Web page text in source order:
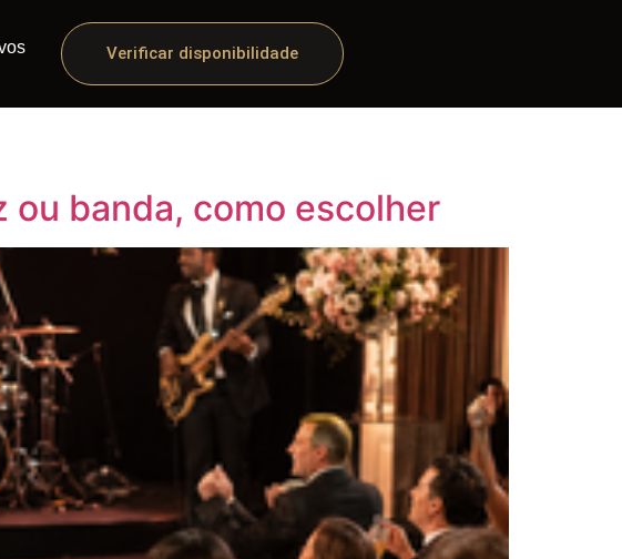
Verificar disponibilidade
ou banda, como escolher